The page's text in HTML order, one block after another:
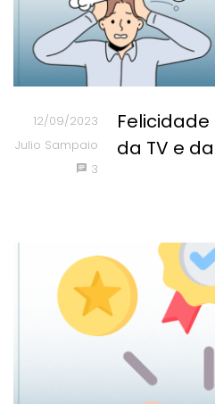
12/09/2023
Julio Sampaio
3
da TV e